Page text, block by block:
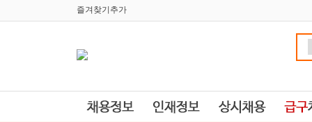
즐겨찾기추가